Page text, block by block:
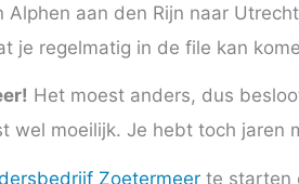
aan den Rijn naar
je regelmatig in de file kan
Het moest anders, dus
wel moeilijk. Je hebt toch jaren
Zoetermeer te starten